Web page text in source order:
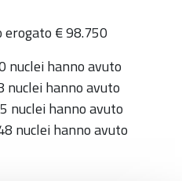
€ 98.750
nuclei hanno avuto
nuclei hanno avuto
nuclei hanno avuto
nuclei hanno avuto